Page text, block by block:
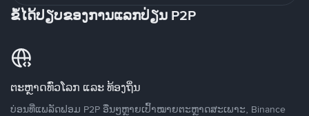
ຂໍ້ໄດ້ປຽບຂອງການແລກປ່ຽນ P2P
ຕະຫຼາດທົ່ວໂລກ ແລະ ທ້ອງຖິ່ນ
ບ່ອນທີ່ແພລັດຟອມ P2P ອື່ນໆຫຼາຍເປົ້າໝາຍຕະຫຼາດສະເພາະ, Binance